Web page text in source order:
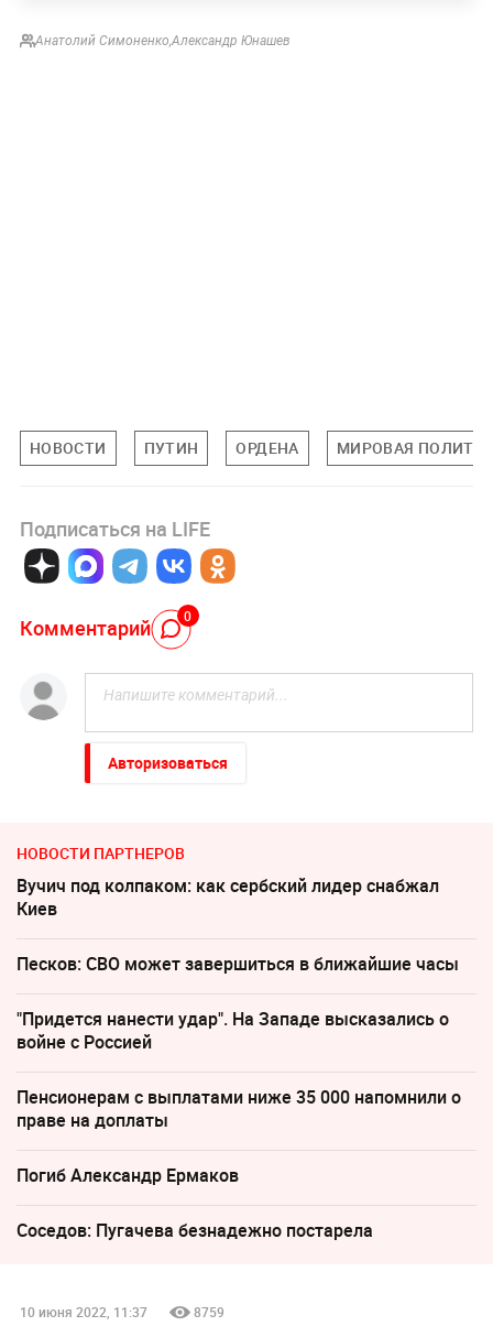
Анатолий Симоненко Александр Юнашев
НОВОСТИ ПУТИН ОРДЕНА МИРОВАЯ
Подписаться на LIFE
Комментарий 0
Авторизоваться
НОВОСТИ ПАРТНЕРОВ
Вучич под колпаком: как сербский лидер снабжал
Киев
Песков: СВО может завершиться в ближайшие часы
"Придется нанести удар". На Западе высказались о
войне с Россией
Пенсионерам с выплатами ниже 35 000 напомнили о
праве на доплаты
Погиб Александр Ермаков
Соседов: Пугачева безнадежно постарела
10 июня 2022, 11:37 8759